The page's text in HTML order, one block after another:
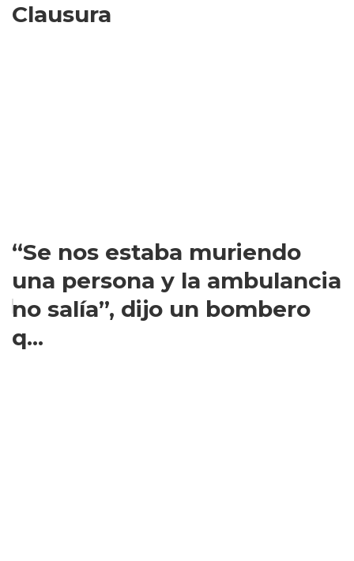
Clausura
“Se nos estaba muriendo
una persona y la ambulancia
no salía”, dijo un bombero
q...